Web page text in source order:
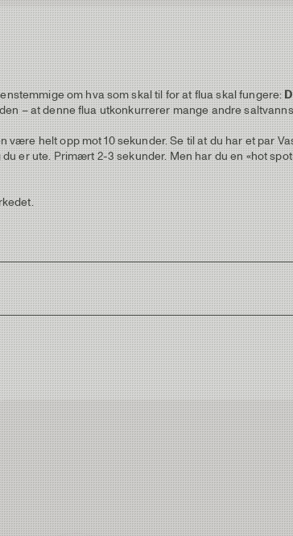
om hva som skal til for at flua skal fungere:
– at denne flua utkonkurrerer mange andre
helt opp mot 10 sekunder. Se til at du har et par
er ute. Primært 2-3 sekunder. Men har du en «hot